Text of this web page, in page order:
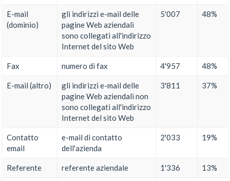
E-mail
(dominio)
gli indirizzi e-mail delle
pagine Web aziendali
sono collegati all'indirizzo
Internet del sito Web
5'007 48%
Fax numero di fax 4'957 48%
E-mail (altro)
gli indirizzi e-mail delle
pagine Web aziendali non
sono collegati all'indirizzo
Internet del sito Web
3'811 37%
Contatto
email
e-mail di contatto
dell'azienda
2'033 19%
Referente referente aziendale 1'336 13%